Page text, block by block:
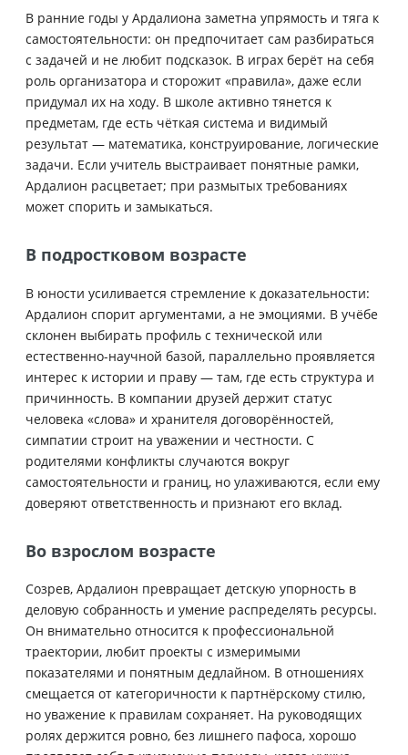
В ранние годы у Ардалиона заметна упрямость и тяга к
самостоятельности: он предпочитает сам разбираться
с задачей и не любит подсказок. В играх берёт на себя
роль организатора и сторожит «правила», даже если
придумал их на ходу. В школе активно тянется к
предметам, где есть чёткая система и видимый
результат — математика, конструирование, логические
задачи. Если учитель выстраивает понятные рамки,
Ардалион расцветает; при размытых требованиях
может спорить и замыкаться.
В подростковом возрасте
В юности усиливается стремление к доказательности:
Ардалион спорит аргументами, а не эмоциями. В учёбе
склонен выбирать профиль с технической или
естественно-научной базой, параллельно проявляется
интерес к истории и праву — там, где есть структура и
причинность. В компании друзей держит статус
человека «слова» и хранителя договорённостей,
симпатии строит на уважении и честности. С
родителями конфликты случаются вокруг
самостоятельности и границ, но улаживаются, если ему
доверяют ответственность и признают его вклад.
Во взрослом возрасте
Созрев, Ардалион превращает детскую упорность в
деловую собранность и умение распределять ресурсы.
Он внимательно относится к профессиональной
траектории, любит проекты с измеримыми
показателями и понятным дедлайном. В отношениях
смещается от категоричности к партнёрскому стилю,
но уважение к правилам сохраняет. На руководящих
ролях держится ровно, без лишнего пафоса, хорошо